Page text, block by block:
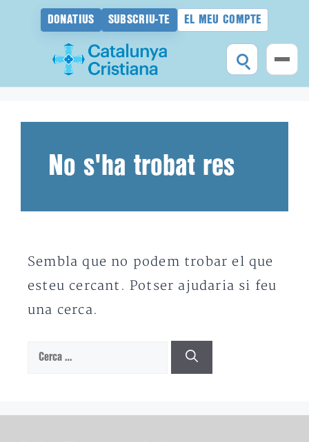
DONATIUS SUBSCRIU-TE EL MEU COMPTE
No s'ha trobat res
Sembla que no podem trobar el que
esteu cercant. Potser ajudaria si feu
una cerca.
Cerca: